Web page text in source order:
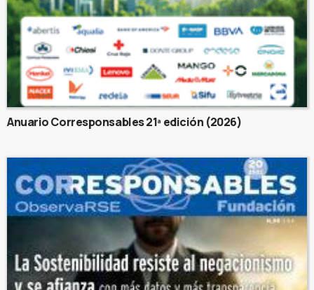
Anuario Corresponsables 21ª edición (2026)